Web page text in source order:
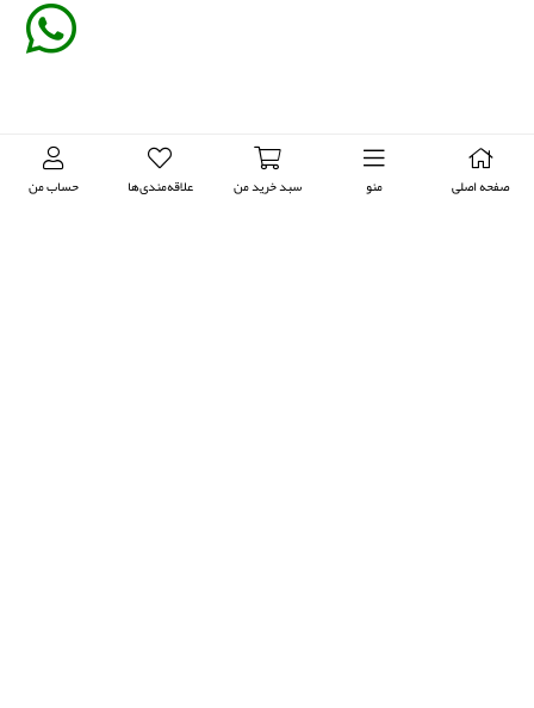
صفحه اصلی منو سبد خرید من علاقه‌مندی‌ها حساب من